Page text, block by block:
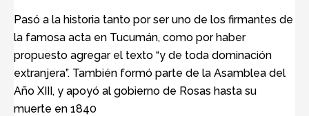
Pasó a la historia tanto por ser uno de los firmantes de
la famosa acta en Tucumán, como por haber
propuesto agregar el texto “y de toda dominación
extranjera”. También formó parte de la Asamblea del
Año XIII, y apoyó al gobierno de Rosas hasta su
muerte en 1840